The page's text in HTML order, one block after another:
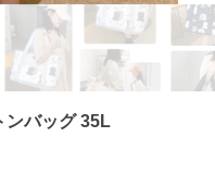
ンバッグ 35L